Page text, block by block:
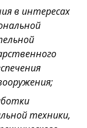
в интересах
техники,